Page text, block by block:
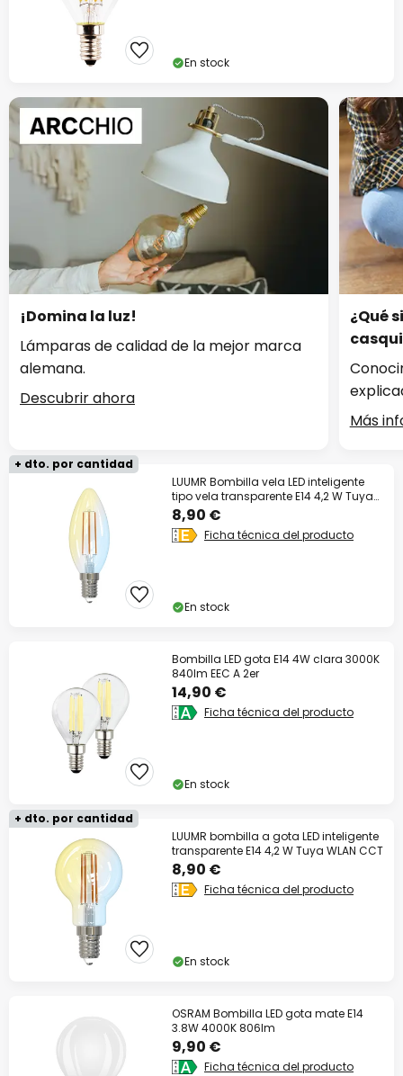
En stock
¡Domina la luz!
Lámparas de calidad de la mejor marca
alemana.
Descubrir ahora
¿Qué
Más
+ dto. por cantidad
LUUMR Bombilla vela LED inteligente
tipo vela transparente E14 4,2 W Tuya
WLAN
8,90 €
Ficha técnica del producto
En stock
Bombilla LED gota E14 4W clara 3000K
840lm EEC A 2er
14,90 €
Ficha técnica del producto
En stock
+ dto. por cantidad
LUUMR bombilla a gota LED inteligente
transparente E14 4,2 W Tuya WLAN CCT
8,90 €
Ficha técnica del producto
En stock
OSRAM Bombilla LED gota mate E14
3.8W 4000K 806lm
9,90 €
Ficha técnica del producto